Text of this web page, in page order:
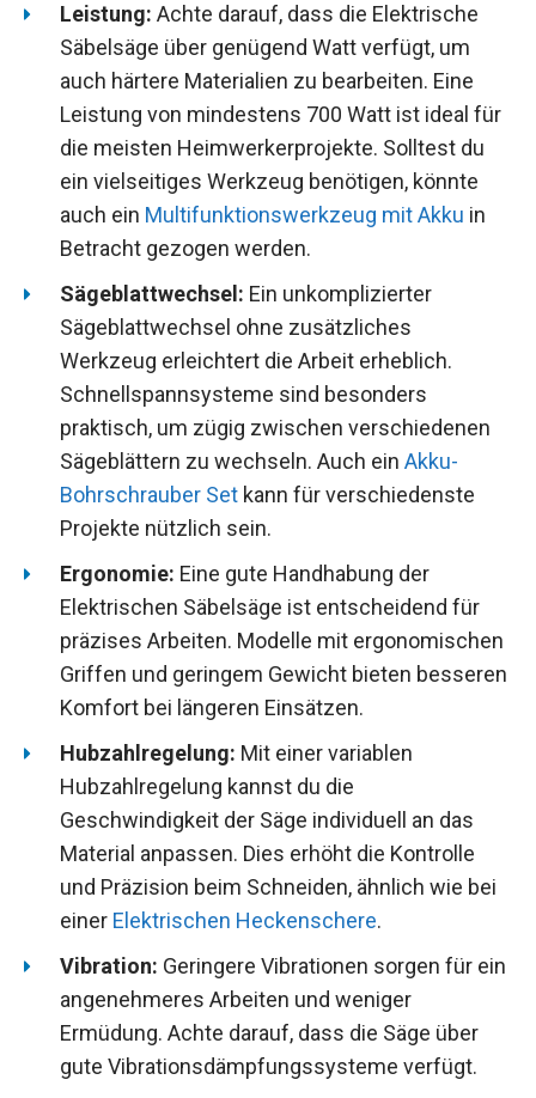
Leistung: Achte darauf, dass die Elektrische
Säbelsäge über genügend Watt verfügt, um
auch härtere Materialien zu bearbeiten. Eine
Leistung von mindestens 700 Watt ist ideal für
die meisten Heimwerkerprojekte. Solltest du
ein vielseitiges Werkzeug benötigen, könnte
auch ein Multifunktionswerkzeug mit Akku in
Betracht gezogen werden.
Sägeblattwechsel: Ein unkomplizierter
Sägeblattwechsel ohne zusätzliches
Werkzeug erleichtert die Arbeit erheblich.
Schnellspannsysteme sind besonders
praktisch, um zügig zwischen verschiedenen
Sägeblättern zu wechseln. Auch ein Akku-
Bohrschrauber Set kann für verschiedenste
Projekte nützlich sein.
Ergonomie: Eine gute Handhabung der
Elektrischen Säbelsäge ist entscheidend für
präzises Arbeiten. Modelle mit ergonomischen
Griffen und geringem Gewicht bieten besseren
Komfort bei längeren Einsätzen.
Hubzahlregelung: Mit einer variablen
Hubzahlregelung kannst du die
Geschwindigkeit der Säge individuell an das
Material anpassen. Dies erhöht die Kontrolle
und Präzision beim Schneiden, ähnlich wie bei
einer Elektrischen Heckenschere.
Vibration: Geringere Vibrationen sorgen für ein
angenehmeres Arbeiten und weniger
Ermüdung. Achte darauf, dass die Säge über
gute Vibrationsdämpfungssysteme verfügt.